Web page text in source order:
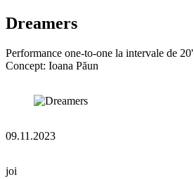
Dreamers
Performance one-to-one la intervale de 20'
Concept: Ioana Păun
09.11.2023
joi